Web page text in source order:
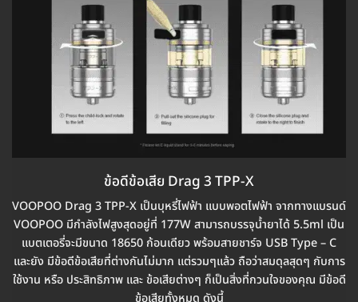
ข้อดีข้อเสีย Drag 3 TPP-X
VOOPOO Drag 3 TPP-X เป็นบุหรี่ไฟฟ้า แบบพอตไฟฟ้า จากทางแบรนด์
VOOPOO มีกำลังไฟสูงสุดอยู่ที่ 177W สามารถบรรจุน้ำยาได้ 5.5ml เป็น
แบตเตอรี่จะมีขนาด 18650 ก้อนเดียว พร้อมสายชาร์จ USB Type – C
และยัง มีข้อดีข้อเสียที่ต่างกันไม่มาก แต่รวมๆแล้ว ถือว่าสมดุลสุดๆ กับการ
ใช้งาน หรือ ประสิทธิภาพ และ ข้อเสียต่างๆ ก็เป็นสิ่งที่กวนใจของคุณ มีข้อดี
ข้อเสียทั้งหมด ดังนี้